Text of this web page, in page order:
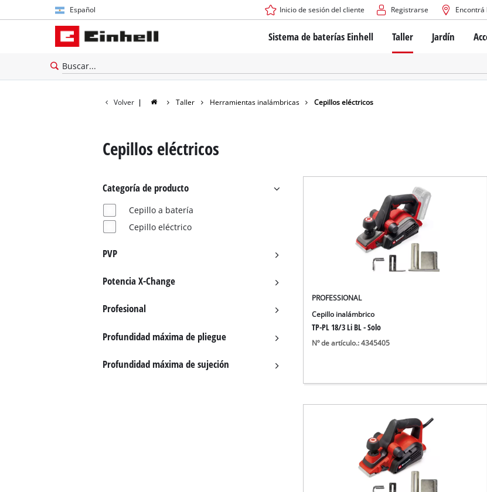
Español
Español
English
Inicio de sesión del cliente Registrarse Encontrá
Sistema de baterías Einhell
El sistema de baterías Power X-Change
Sobre Einhell PROFESSIONAL
Todos los dispositivos PROFESSIONAL
Herramientas eléctricas PROFESSIONAL
Herramientas de jardín PROFESSIONAL
Todos los productos Power X-Change
Herramientas Power X-Change
Herramientas de jardín Power X-Change
Taller
Atornilladores
Taladros de columna
Máquinas de Lijado
Afiladores de cadenas
Lijadoras de banda
Mezcladores
Sistemas para Pintar
Sierras de Mesa
Sierras de cinta
Compresores
Esmeriladora dobles
Otras máquinas
Jardín
Cortadoras de
Cortadoras de
Desmalezadoras
Bombas para
Bombas
Cizalla cortasetos
Aspirador de
Volver | Taller Herramientas inalámbricas Cepillos eléctricos
Cepillos eléctricos
Categoría de producto
Cepillo a batería
Cepillo eléctrico
PVP
Potencia X-Change
Profesional
Profundidad máxima de pliegue
Profundidad máxima de sujeción
PROFESSIONAL
Cepillo inalámbrico
TP-PL 18/3 Li BL - Solo
Nº de artículo.: 4345405